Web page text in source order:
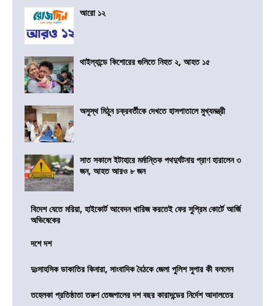
আরো ১২
থাইল্যান্ডে কিশোরের গুলিতে নিহত ২, আহত ১৫
অসুস্থ মিঠুন চক্রবর্তীকে দেখতে হাসপাতালে মুখ্যমন্ত্রী
সাত সকালে ইটাহারে মর্মান্তিক পথদুর্ঘটনায় প্রাণ হারালেন ৩
জন, আহত আরও ৮ জন
বিদেশ যেতে মরিয়া, হাইকোর্ট আবেদন খারিজ করতেই ফের সুপ্রিম কোর্টে আর্জি
অভিষেকের
দশে দশ
দুঃসাহসিক ডাকাতির কিনারা, সাংবাদিক বৈঠকে জেলা পুলিশ সুপার কী বললেন
তহেলকা প্রতিষ্ঠাতা তরুণ তেজপালের দশ বছর কারাদন্ডের নির্দেশ আদালতের